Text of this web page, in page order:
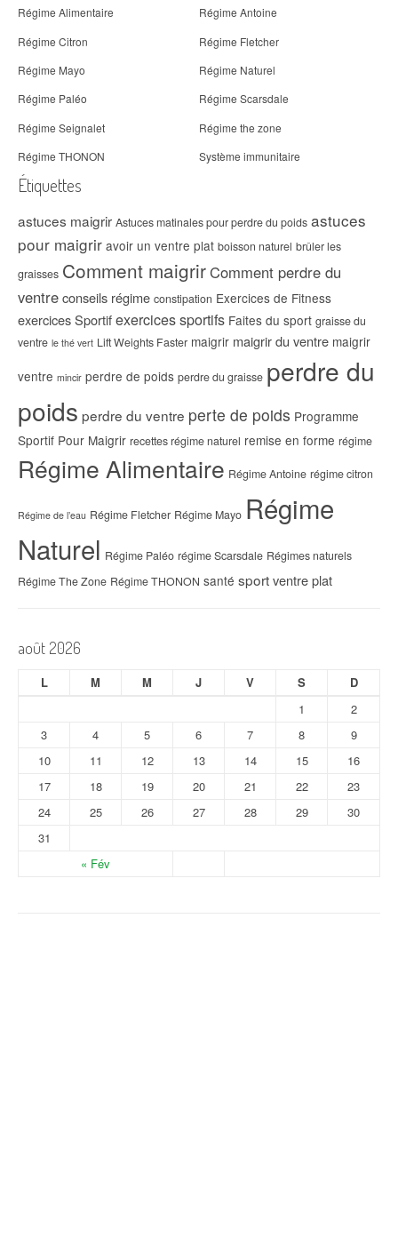
Régime Alimentaire
Régime Antoine
Régime Citron
Régime Fletcher
Régime Mayo
Régime Naturel
Régime Paléo
Régime Scarsdale
Régime Seignalet
Régime the zone
Régime THONON
Système immunitaire
Étiquettes
astuces maigrir Astuces matinales pour perdre du poids astuces
pour maigrir avoir un ventre plat boisson naturel brûler les
graisses Comment maigrirComment perdre du
ventreconseils régime constipation Exercices de Fitness
exercices Sportifexercices sportifs Faites du sport graisse du
ventre le thé vert Lift Weights Faster maigrir maigrir du ventre maigrir
ventre mincir perdre de poids perdre du graisse perdre du
poids perdre du ventre perte de poids Programme
Sportif Pour Maigrir recettes régime naturel remise en forme régime
Régime Alimentaire Régime Antoine régime citron
Régime de l’eau Régime Fletcher Régime Mayo Régime
Naturel Régime Paléo régime Scarsdale Régimes naturels
Régime The Zone Régime THONON santé sportventre plat
août 2026
L M M J V S D
« Fév
1
2
3
4 5 6 7 8
9
10
11 12 13 14 15
16
17
18 19 20 21 22
23
24
25 26 27 28 29
30
31